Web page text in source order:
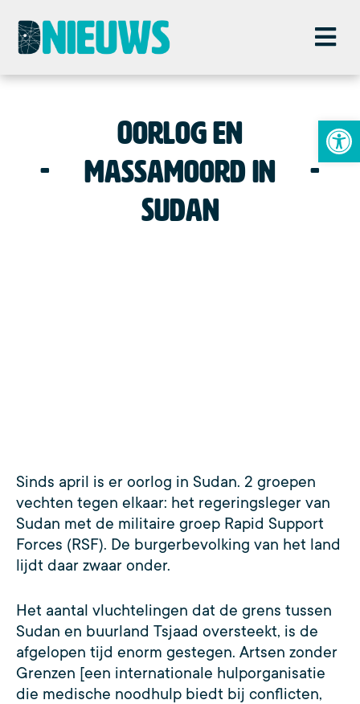
Oorlog en
massamoord in
Sudan
Sinds april is er oorlog in Sudan. 2 groepen
vechten tegen elkaar: het regeringsleger van
Sudan met de militaire groep Rapid Support
Forces (RSF). De burgerbevolking van het land
lijdt daar zwaar onder.
Het aantal vluchtelingen dat de grens tussen
Sudan en buurland Tsjaad oversteekt, is de
afgelopen tijd enorm gestegen. Artsen zonder
Grenzen [een internationale hulporganisatie
die medische noodhulp biedt bij conflicten,